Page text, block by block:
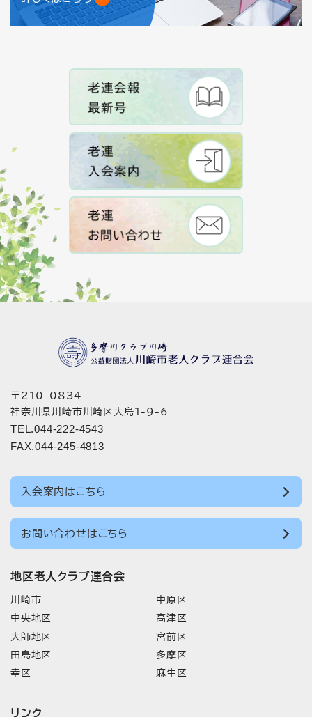
〒210-0834
神奈川県川崎市川崎区大島1-9-6
TEL.044-222-4543
FAX.044-245-4813
入会案内はこちら
お問い合わせはこちら
地区老人クラブ連合会
川崎市
中央地区
大師地区
田島地区
幸区
中原区
高津区
宮前区
多摩区
麻生区
リンク